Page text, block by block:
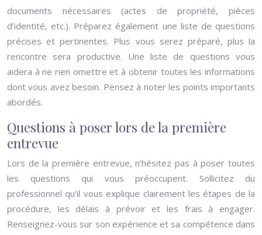
documents nécessaires (actes de propriété, pièces
d’identité, etc.). Préparez également une liste de questions
précises et pertinentes. Plus vous serez préparé, plus la
rencontre sera productive. Une liste de questions vous
aidera à ne rien omettre et à obtenir toutes les informations
dont vous avez besoin. Pensez à noter les points importants
abordés.
Questions à poser lors de la première
entrevue
Lors de la première entrevue, n’hésitez pas à poser toutes
les questions qui vous préoccupent. Sollicitez du
professionnel qu’il vous explique clairement les étapes de la
procédure, les délais à prévoir et les frais à engager.
Renseignez-vous sur son expérience et sa compétence dans